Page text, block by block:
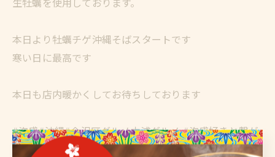
本日より牡蠣チゲ沖縄そばスタートです
寒い日に最高です
本日も店内暖かくしてお待ちしております
#泡盛#沖縄#金沢区グルメ六浦グルメ #泡盛好きと繋が
りたい #海鮮屋ほーほー